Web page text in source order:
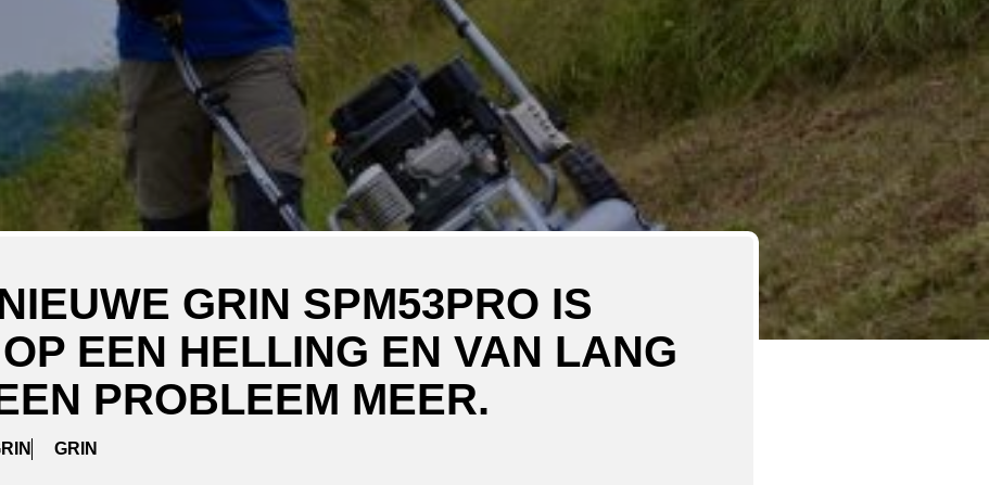
GRIN SPM53PRO IS
EEN HELLING EN VAN LANG
PROBLEEM MEER.
GRIN